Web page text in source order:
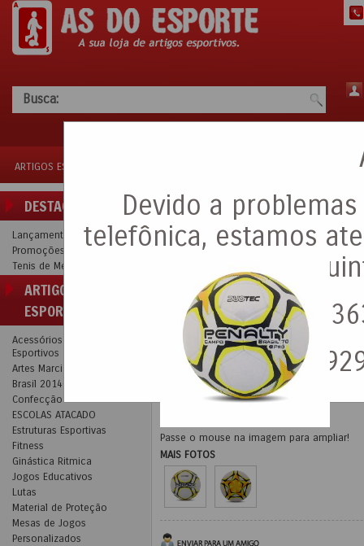
Devido a
telefônica, estamos
(11)
(11)
Busca:
ARTIGOS ESPORTIVOS
DESTAQUE
Lançamentos
Promoções
Tenis de Mesa
ARTIGOS
ESPORTIVOS
Acessórios
Esportivos
Artes Marciais
Brasil 2014-Mundial
Confecção
ESCOLAS ATACADO
Estruturas Esportivas
Fitness
Ginástica Ritmica
Jogos Educativos
Lutas
Material de Proteção
Mesas de Jogos
Personalizados
Bola de Futebol de Campo
Passe o mouse na imagem para ampliar!
MAIS FOTOS